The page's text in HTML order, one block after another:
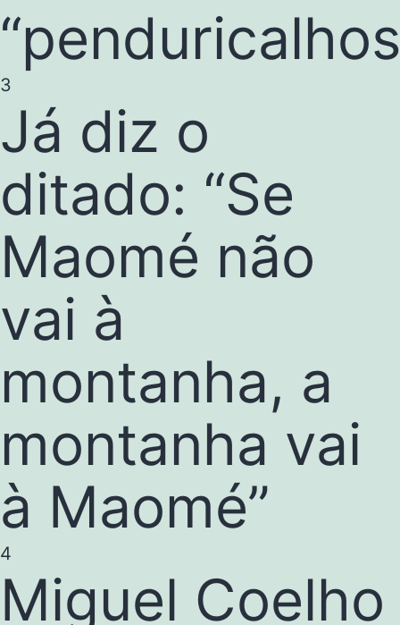
3
Já diz o
ditado: “Se
Maomé não
vai à
montanha, a
montanha vai
à Maomé”
4
Miguel Coelho